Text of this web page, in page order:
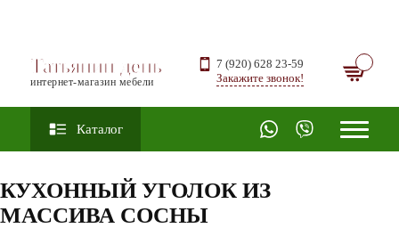
Татьянин день
интернет-магазин мебели
7 (920) 628 23-59
Закажите звонок!
Каталог
КУХОННЫЙ УГОЛОК ИЗ
МАССИВА СОСНЫ